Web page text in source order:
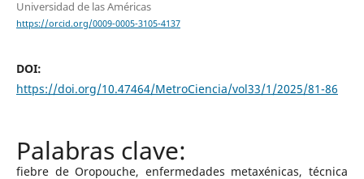
Universidad de las Américas
https://orcid.org/0009-0005-3105-4137
DOI:
https://doi.org/10.47464/MetroCiencia/vol33/1/2025/81-86
fiebre de Oropouche, enfermedades metaxénicas, técnica